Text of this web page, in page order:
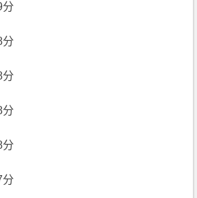
分
分
分
分
分
分